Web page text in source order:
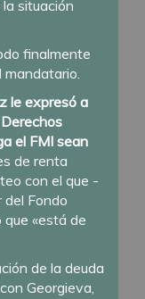
situación
finalmente
le expresó a
el FMI sean
de renta
con el que -
del Fondo
«está de
de la deuda
Georgieva,